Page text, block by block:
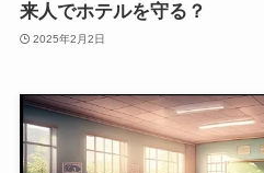
来人でホテルを守る？
2025年2月2日